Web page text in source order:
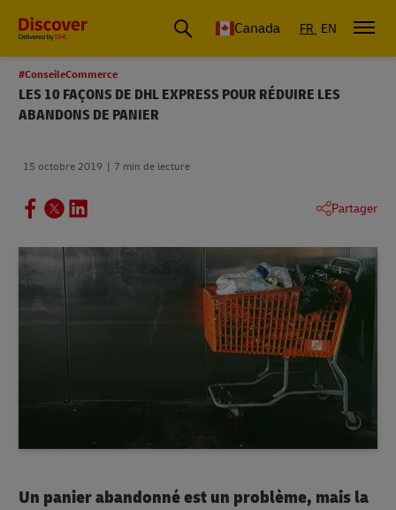
Canada FR EN
#ConseileCommerce
LES 10 FAÇONS DE DHL EXPRESS POUR RÉDUIRE LES
ABANDONS DE PANIER
15 octobre 2019 7 min de lecture
Partager
Un panier abandonné est un problème, mais la